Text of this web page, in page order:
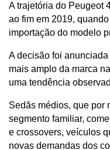
A trajetória do Peugeot
ao fim em 2019,
importação do modelo
A decisão foi
mais amplo da marca
uma tendência
Sedãs médios, que por
segmento familiar,
e crossovers, veículos
novas demandas dos